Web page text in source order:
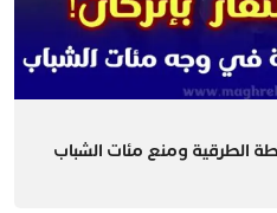
الطرقية ومنع مئات الشباب